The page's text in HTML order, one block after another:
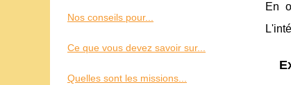
En
Nos conseils pour...
Ce que vous devez savoir sur...
Quelles sont les missions...